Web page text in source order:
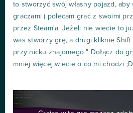
to stworzyć swój własny pojazd,
graczami ( polecam grać z swoimi
przez Steam'a. Jeżeli nie wiecie to
was stworzy grę, a drugi kliknie Shift
przy nicku znajomego " Dołącz do
mniej więcej wiecie o co mi chodzi